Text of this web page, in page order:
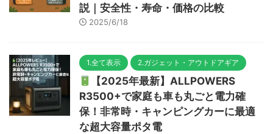
説｜安全性・寿命・価格の比較
2025/6/18
1.全て表示 2.ガジェット・アウトドアギア
【2025年最新】ALLPOWERS
R3500+で家庭も車も丸ごと電力確
保！非常時・キャンピングカーに最適
な超大容量ポタ電